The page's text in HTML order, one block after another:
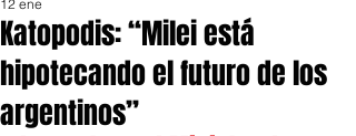
Katopodis: “Milei está
hipotecando el futuro de los
argentinos”
12 ene